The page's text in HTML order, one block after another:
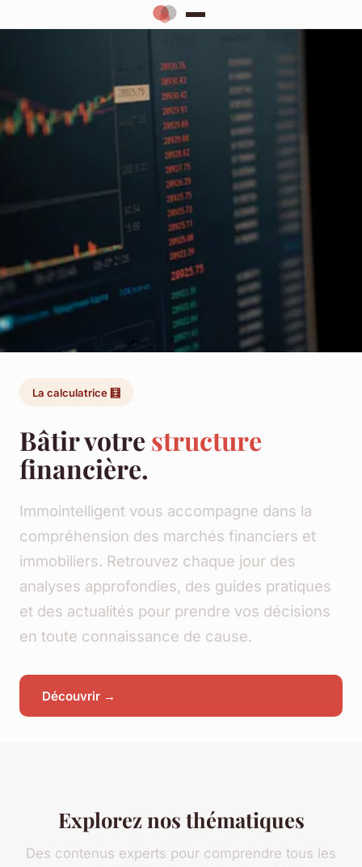
La calculatrice 🧮
Bâtir votre structure
financière.
Immointelligent vous accompagne dans la
compréhension des marchés financiers et
immobiliers. Retrouvez chaque jour des
analyses approfondies, des guides pratiques
et des actualités pour prendre vos décisions
en toute connaissance de cause.
Découvrir →
Explorez nos thématiques
Des contenus experts pour comprendre tous les